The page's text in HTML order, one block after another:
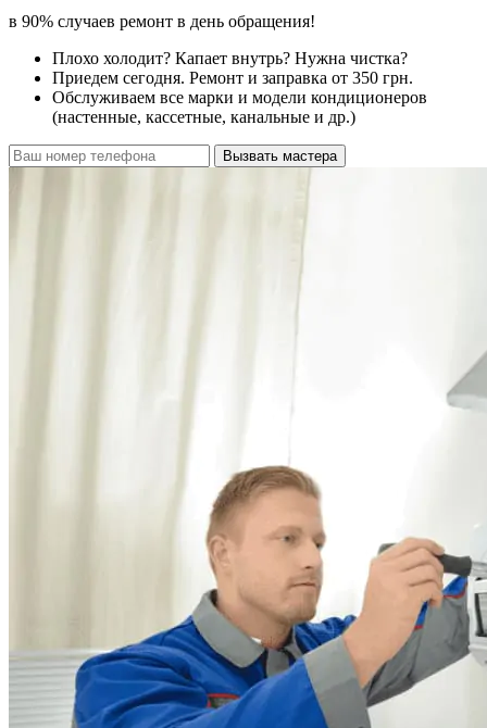
в 90% случаев ремонт в день обращения!
Плохо холодит? Капает внутрь? Нужна чистка?
Приедем сегодня. Ремонт и заправка от 350 грн.
Обслуживаем все марки и модели кондиционеров
(настенные, кассетные, канальные и др.)
Вызвать мастера